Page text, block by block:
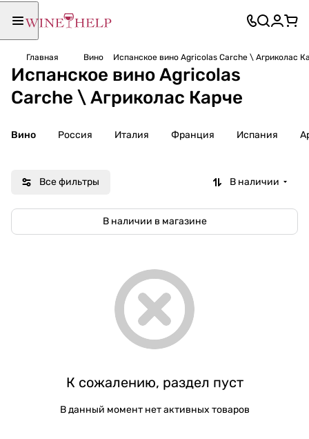
Главная Вино Испанское вино Agricolas Carche \ Агриколас
Испанское вино Agricolas
Carche \ Агриколас Карче
Вино Россия Италия Франция Испания
Все фильтры В наличии
В наличии в магазине
К сожалению, раздел пуст
В данный момент нет активных товаров